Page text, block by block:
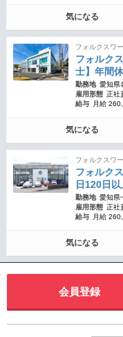
気になる
フォルクスワ
フォルク
士】年間
勤務地 愛知県
雇用形態 正社
給与
月給
気になる
フォルクスワ
フォルク
日120日以
勤務地 愛知県
雇用形態 正社
給与
月給
気になる
会員登録